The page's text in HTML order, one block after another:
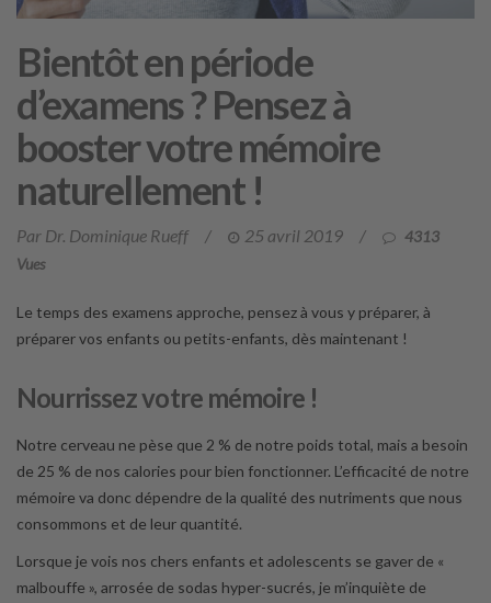
Bientôt en période
d’examens ? Pensez à
booster votre mémoire
naturellement !
Par Dr. Dominique Rueff / 25 avril 2019 /
4313
Vues
Le temps des examens approche, pensez à vous y préparer, à
préparer vos enfants ou petits-enfants, dès maintenant !
Nourrissez votre mémoire !
Notre cerveau ne pèse que 2 % de notre poids total, mais a besoin
de 25 % de nos calories pour bien fonctionner. L’efficacité de notre
mémoire va donc dépendre de la qualité des nutriments que nous
consommons et de leur quantité.
Lorsque je vois nos chers enfants et adolescents se gaver de «
malbouffe », arrosée de sodas hyper-sucrés, je m’inquiète de